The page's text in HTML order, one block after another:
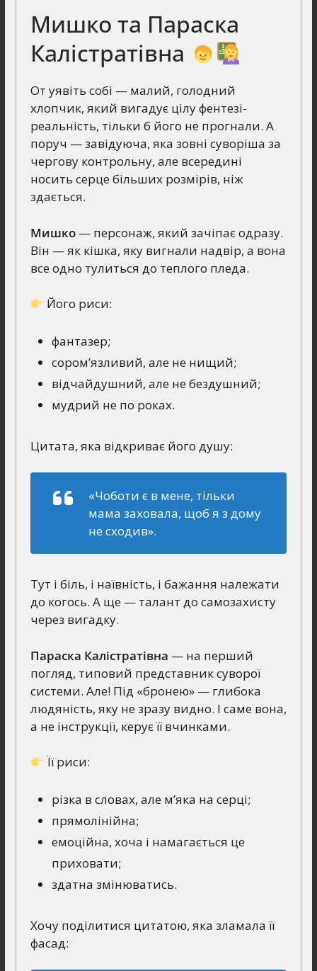
Мишко та Параска
Калістратівна
От уявіть собі — малий, голодний
хлопчик, який вигадує цілу фентезі-
реальність, тільки б його не прогнали. А
поруч — завідуюча, яка зовні суворіша за
чергову контрольну, але всередині
носить серце більших розмірів, ніж
здається.
Мишко— персонаж, який зачіпає одразу.
Він — як кішка, яку вигнали надвір, а вона
все одно тулиться до теплого пледа.
Його риси:
фантазер;
сором’язливий, але не нищий;
відчайдушний, але не бездушний;
мудрий не по роках.
Цитата, яка відкриває його душу:
«Чоботи є в мене, тільки
мама заховала, щоб я з дому
не сходив».
Тут і біль, і наївність, і бажання належати
до когось. А ще — талант до самозахисту
через вигадку.
Параска Калістратівна — на перший
погляд, типовий представник суворої
системи. Але! Під «бронею» — глибока
людяність, яку не зразу видно. І саме вона,
а не інструкції, керує її вчинками.
Її риси:
різка в словах, але м’яка на серці;
прямолінійна;
емоційна, хоча і намагається це
приховати;
здатна змінюватись.
Хочу поділитися цитатою, яка зламала її
фасад: